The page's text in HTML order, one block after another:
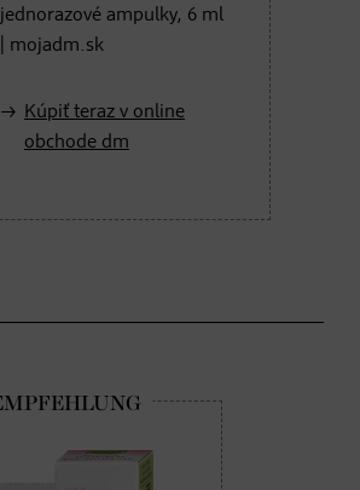
jednorazové ampulky, 6 ml
| mojadm.sk
Kúpiť teraz v online
obchode dm